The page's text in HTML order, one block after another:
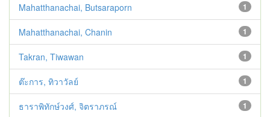
1
Mahatthanachai, Butsaraporn
1
Mahatthanachai, Chanin
1
Takran, Tiwawan
1
ต๊ะการ, ทิวาวัลย์
1
ธาราพิทักษ์วงศ์, จิตราภรณ์